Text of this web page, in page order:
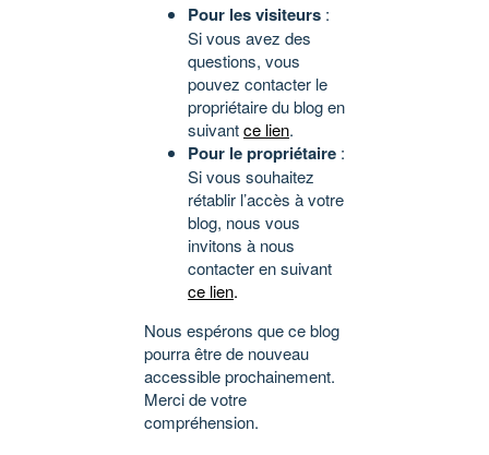
Pour les visiteurs :
Si vous avez des
questions, vous
pouvez contacter le
propriétaire du blog en
suivantce lien.
Pour le propriétaire :
Si vous souhaitez
rétablir l’accès à votre
blog, nous vous
invitons à nous
contacter en suivant
ce lien.
Nous espérons que ce blog
pourra être de nouveau
accessible prochainement.
Merci de votre
compréhension.